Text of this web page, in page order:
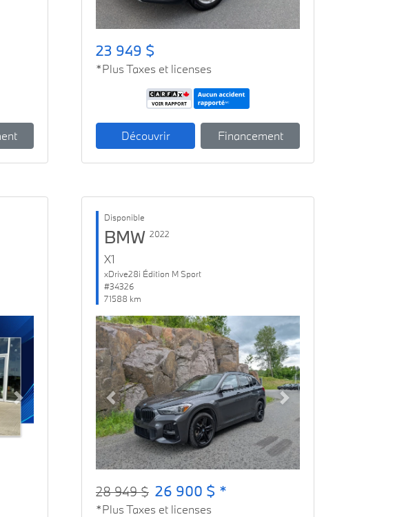
23 949 $
*Plus Taxes et licenses
Découvrir Financement
Next
Disponible
BMW 2022
X1
xDrive28i Édition M Sport
#34326
71588 km
Previous Next
28 949 $ 26 900 $ *
*Plus Taxes et licenses